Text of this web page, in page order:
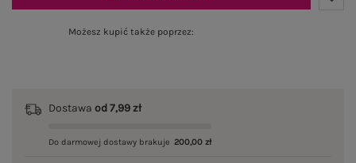
Możesz kupić także poprzez:
Dostawa od 7,99 zł
Do darmowej dostawy brakuje 200,00 zł